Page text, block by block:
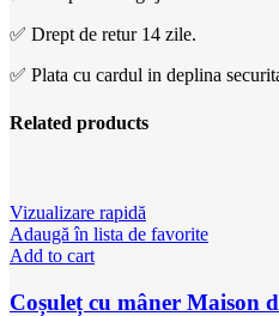
✅ Drept de retur 14 zile.
✅ Plata cu cardul in deplina
Related products
Vizualizare rapidă
Adaugă în lista de favorite
Add to cart
Coșuleț cu mâner Maison